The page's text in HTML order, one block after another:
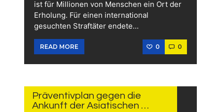
ist für Millionen von Menschen ein Ort der
Erholung. Für einen international
gesuchten Straftäter endete…
READ MORE 0 0
Präventivplan gegen die
Ankunft der Asiatischen …